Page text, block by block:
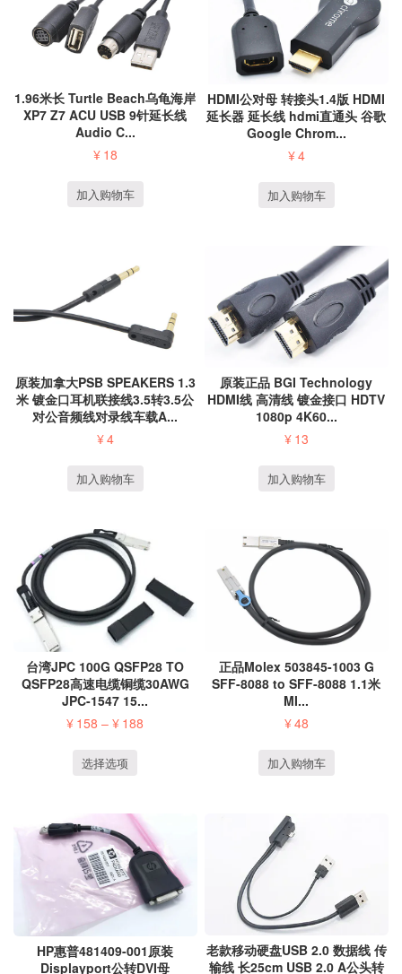
1.96米长 Turtle Beach乌龟海岸
XP7 Z7 ACU USB 9针延长线
Audio C...
¥ 18
加入购物车
HDMI公对母 转接头1.4版 HDMI
延长器 延长线 hdmi直通头 谷歌
Google Chrom...
¥4
加入购物车
原装加拿大PSB SPEAKERS 1.3
米 镀金口耳机联接线3.5转3.5公
对公音频线对录线车载A...
¥4
加入购物车
原装正品 BGI Technology
HDMI线 高清线 镀金接口 HDTV
1080p 4K60...
¥ 13
加入购物车
台湾JPC 100G QSFP28 TO
QSFP28高速电缆铜缆30AWG
JPC-1547 15...
¥ 158 –¥ 188
选择选项
正品Molex 503845-1003 G
SFF-8088 to SFF-8088 1.1米
MI...
¥48
加入购物车
HP惠普481409-001原装
Displayport公转DVI母
老款移动硬盘USB 2.0 数据线 传
输线 长25cm USB 2.0 A公头转